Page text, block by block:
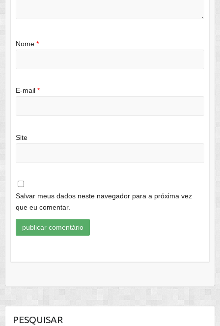
Nome *
E-mail *
Site
Salvar meus dados neste navegador para a próxima vez
que eu comentar.
PESQUISAR